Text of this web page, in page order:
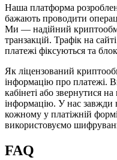
Наша платформа
бажають проводити
Ми — надійний
транзакцій. Трафік на
платежі фіксуються та
Як ліцензований
інформацію про платежі.
кабінеті або звернутися
інформацію. У нас завжди
кожному у платіжній
використовуємо
FAQ